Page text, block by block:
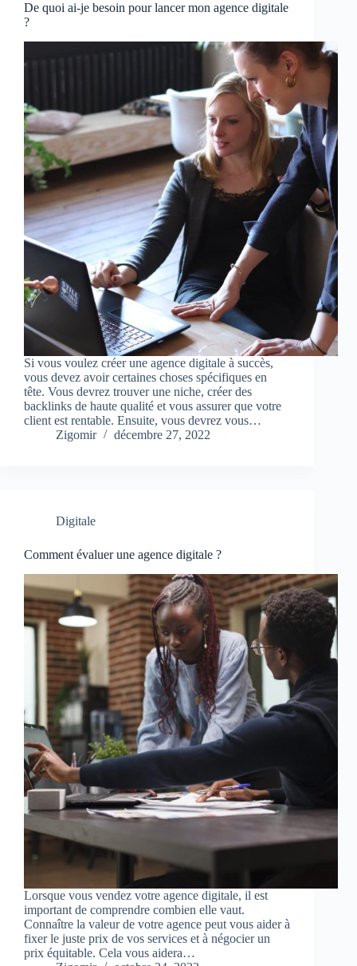
De quoi ai-je besoin pour lancer mon agence digitale
?
Si vous voulez créer une agence digitale à succès,
vous devez avoir certaines choses spécifiques en
tête. Vous devrez trouver une niche, créer des
backlinks de haute qualité et vous assurer que votre
client est rentable. Ensuite, vous devrez vous…
Zigomir
décembre 27, 2022
Digitale
Comment évaluer une agence digitale ?
Lorsque vous vendez votre agence digitale, il est
important de comprendre combien elle vaut.
Connaître la valeur de votre agence peut vous aider à
fixer le juste prix de vos services et à négocier un
prix équitable. Cela vous aidera…